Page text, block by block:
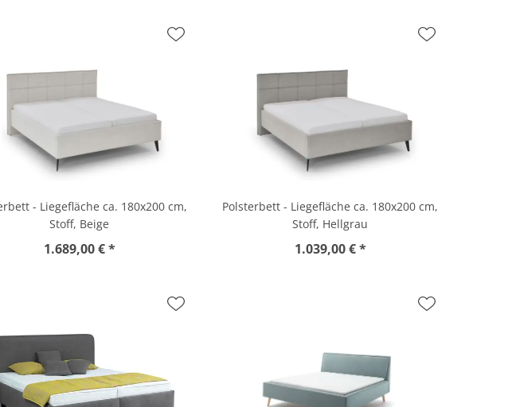
- Liegefläche ca. 180x200 cm,
Stoff, Beige
1.689,00 € *
Polsterbett - Liegefläche ca. 180x200 cm,
Stoff, Hellgrau
1.039,00 € *